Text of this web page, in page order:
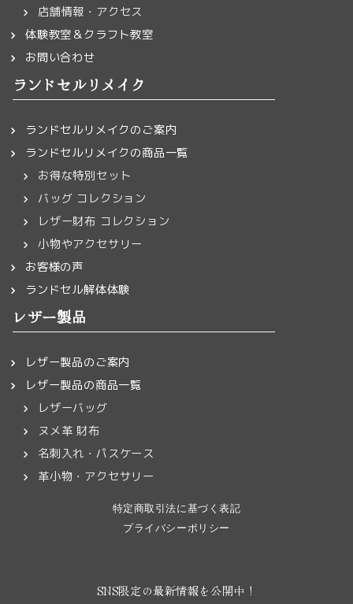
店舗情報・アクセス
体験教室＆クラフト教室
お問い合わせ
ランドセルリメイク
ランドセルリメイクのご案内
ランドセルリメイクの商品一覧
お得な特別セット
バッグ コレクション
レザー財布 コレクション
小物やアクセサリー
お客様の声
ランドセル解体体験
レザー製品
レザー製品のご案内
レザー製品の商品一覧
レザーバッグ
ヌメ革 財布
名刺入れ・パスケース
革小物・アクセサリー
特定商取引法に基づく表記
プライバシーポリシー
SNS限定の最新情報を公開中！